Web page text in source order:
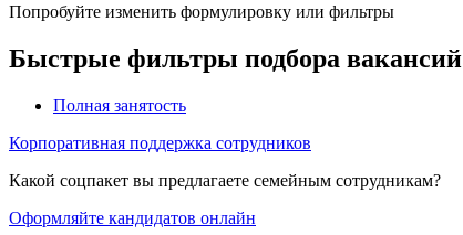
Попробуйте изменить формулировку или фильтры
Быстрые фильтры подбора вакансий
Полная занятость
Корпоративная поддержка сотрудников
Какой соцпакет вы предлагаете семейным сотрудникам?
Оформляйте кандидатов онлайн